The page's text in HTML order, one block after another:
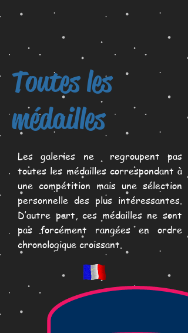
Toutes les
médailles
Les galeries ne regroupent pas
toutes les médailles correspondant à
une compétition mais une sélection
personnelle des plus intéressantes.
D’autre part, ces médailles ne sont
pas forcément rangées en ordre
chronologique croissant.